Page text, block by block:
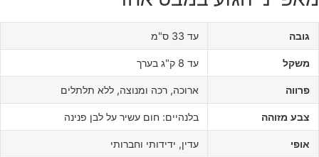
גובה עד 33 ס"מ
משקל עד 8 ק"ג בערך
פרווה ארוכה, רכה ומנוצה, ללא תלתלים
צבע מזוהה בלנהיים: חום עשיר על לבן פנינה
אופי עדין, ידידותי וחברותי